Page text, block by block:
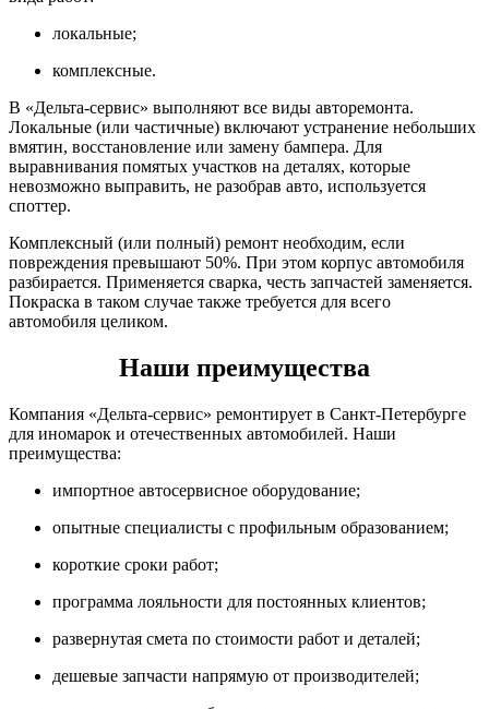
локальные;
комплексные.
В «Дельта-сервис» выполняют все виды авторемонта.
Локальные (или частичные) включают устранение небольших
вмятин, восстановление или замену бампера. Для
выравнивания помятых участков на деталях, которые
невозможно выправить, не разобрав авто, используется
споттер.
Комплексный (или полный) ремонт необходим, если
повреждения превышают 50%. При этом корпус автомобиля
разбирается. Применяется сварка, честь запчастей заменяется.
Покраска в таком случае также требуется для всего
автомобиля целиком.
Наши преимущества
Компания «Дельта-сервис» ремонтирует в Санкт-Петербурге
для иномарок и отечественных автомобилей. Наши
преимущества:
импортное автосервисное оборудование;
опытные специалисты с профильным образованием;
короткие сроки работ;
программа лояльности для постоянных клиентов;
развернутая смета по стоимости работ и деталей;
дешевые запчасти напрямую от производителей;